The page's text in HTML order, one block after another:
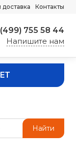
Контакты
755 58 44
Напишите нам
Найти